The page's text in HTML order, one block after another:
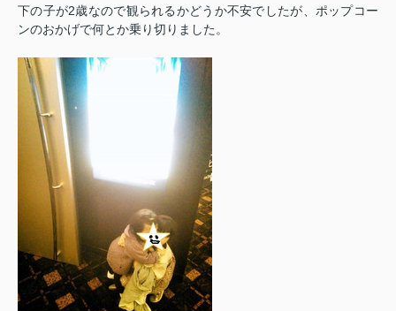
下の子が2歳なので観られるかどうか不安でしたが、ポップコー
ンのおかげで何とか乗り切りました。